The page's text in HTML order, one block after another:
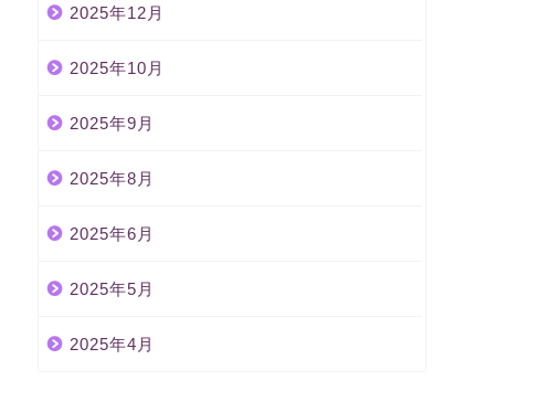
2025年12月
2025年10月
2025年9月
2025年8月
2025年6月
2025年5月
2025年4月